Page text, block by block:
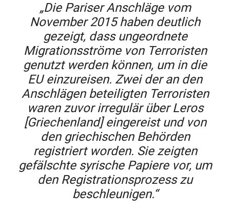
„Die Pariser Anschläge vom
November 2015 haben deutlich
gezeigt, dass ungeordnete
Migrationsströme von Terroristen
genutzt werden können, um in die
EU einzureisen. Zwei der an den
Anschlägen beteiligten Terroristen
waren zuvor irregulär über Leros
[Griechenland] eingereist und von
den griechischen Behörden
registriert worden. Sie zeigten
gefälschte syrische Papiere vor, um
den Registrationsprozess zu
beschleunigen.“